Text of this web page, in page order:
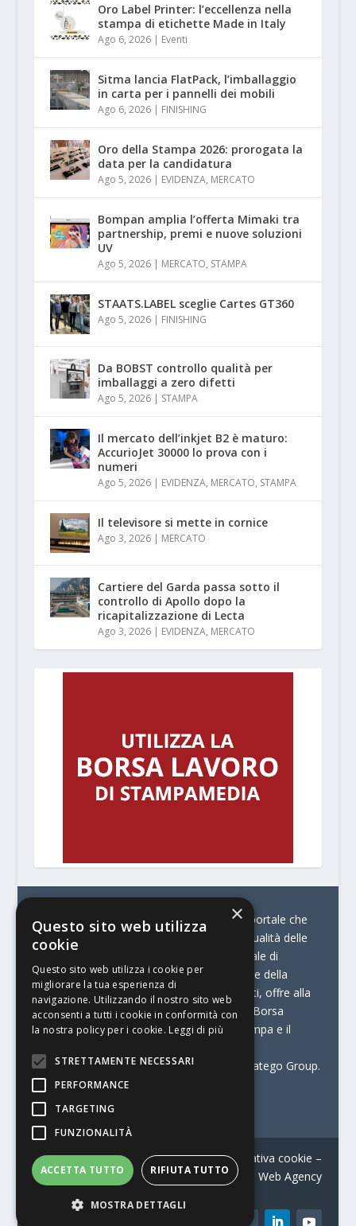
Oro Label Printer: l’eccellenza nella
stampa di etichette Made in Italy
Ago 6, 2026| Eventi
Sitma lancia FlatPack, l’imballaggio
in carta per i pannelli dei mobili
Ago 6, 2026| FINISHING
Oro della Stampa 2026: prorogata la
data per la candidatura
Ago 5, 2026| EVIDENZA, MERCATO
Bompan amplia l’offerta Mimaki tra
partnership, premi e nuove soluzioni
UV
Ago 5, 2026| MERCATO, STAMPA
STAATS.LABEL sceglie Cartes GT360
Ago 5, 2026| FINISHING
Da BOBST controllo qualità per
imballaggi a zero difetti
Ago 5, 2026| STAMPA
Il mercato dell’inkjet B2 è maturo:
AccurioJet 30000 lo prova con i
numeri
Ago 5, 2026| EVIDENZA, MERCATO, STAMPA
Il televisore si mette in cornice
Ago 3, 2026| MERCATO
Cartiere del Garda passa sotto il
controllo di Apollo dopo la
ricapitalizzazione di Lecta
Ago 3, 2026| EVIDENZA, MERCATO
© Stratego Group –
stampamedia.net è il portale che
racconta le innovazioni tecnologiche e l’attualità delle
aziende di stampa e di converting. È il portale di
riferimento per chi opera in Italia nel settore della
comunicazione stampata. Oltre ai contenuti, offre alla
propria community diversi servizi come:
la Borsa
Lavoro, la Print Connection, i Big della Stampa e il
Stampamedia.net è una delle testate di Stratego Group.
Partita IVA07921450156
Contatti–Informativa privacy–Informativa cookie –
Web Agency
×
Questo sito web utilizza
cookie
Questo sito web utilizza i cookie per
migliorare la tua esperienza di
navigazione. Utilizzando il nostro sito web
acconsenti a tutti i cookie in conformità con
la nostra policy per i cookie. Leggi di più
STRETTAMENTE NECESSARI
PERFORMANCE
TARGETING
FUNZIONALITÀ
ACCETTA TUTTO RIFIUTA TUTTO
MOSTRA DETTAGLI